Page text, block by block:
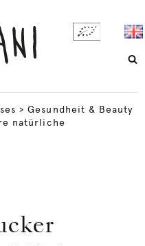
>Gesundheit & Beauty
natürliche